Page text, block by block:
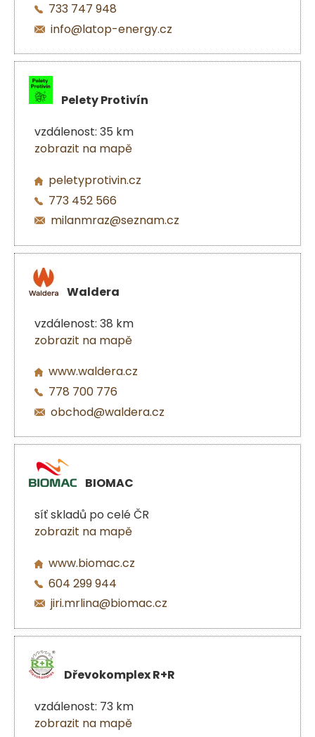
733 747 948
info@latop-energy.cz
Pelety Protivín
vzdálenost: 35 km
zobrazit na mapě
peletyprotivin.cz
773 452 566
milanmraz@seznam.cz
Waldera
vzdálenost: 38 km
zobrazit na mapě
www.waldera.cz
778 700 776
obchod@waldera.cz
BIOMAC
síť skladů po celé ČR
zobrazit na mapě
www.biomac.cz
604 299 944
jiri.mrlina@biomac.cz
Dřevokomplex R+R
vzdálenost: 73 km
zobrazit na mapě